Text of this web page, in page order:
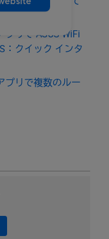
法
プリで ASUS WiFi
：クイック インタ
プリで複数のルー